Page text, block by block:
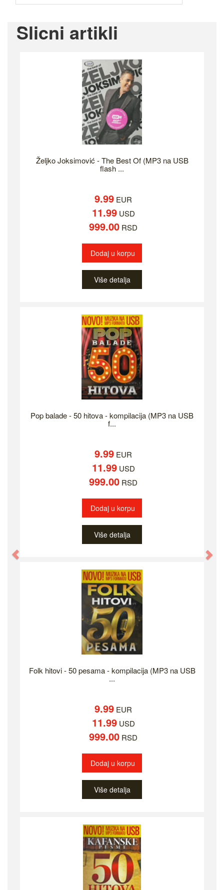
Slicni artikli
Željko Joksimović - The Best Of (MP3 na USB
flash ...
9.99 EUR
11.99USD
999.00 RSD
Dodaj u korpu
Više detalja
Pop balade - 50 hitova - kompilacija (MP3 na USB
f...
9.99 EUR
11.99USD
999.00 RSD
Dodaj u korpu
Više detalja
Folk hitovi - 50 pesama - kompilacija (MP3 na USB
...
9.99 EUR
11.99USD
999.00 RSD
Dodaj u korpu
Više detalja